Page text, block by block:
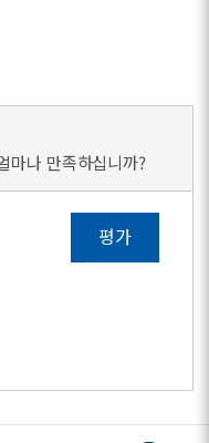
마나 만족하십니까?
평가